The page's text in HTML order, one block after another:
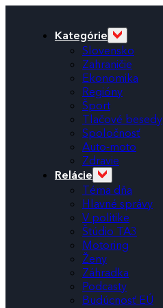
Kategórie
Slovensko
Zahraničie
Ekonomika
Regióny
Šport
Tlačové besedy
Spoločnosť
Auto-moto
Zdravie
Relácie
Téma dňa
Hlavné správy
V politike
Štúdio TA3
Motoring
Ženy
Záhradka
Podcasty
Budúcnosť EÚ